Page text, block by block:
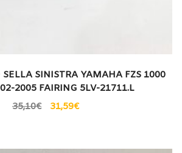
SELLA SINISTRA YAMAHA FZS 1000
2005 FAIRING 5LV-21711.L
35,10€ 31,59€